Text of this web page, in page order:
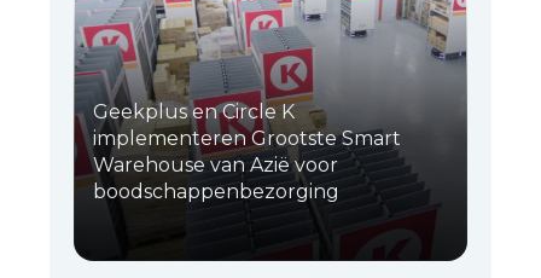
Geekplus en Circle K
implementeren Grootste Smart
Warehouse van Azië voor
boodschappenbezorging